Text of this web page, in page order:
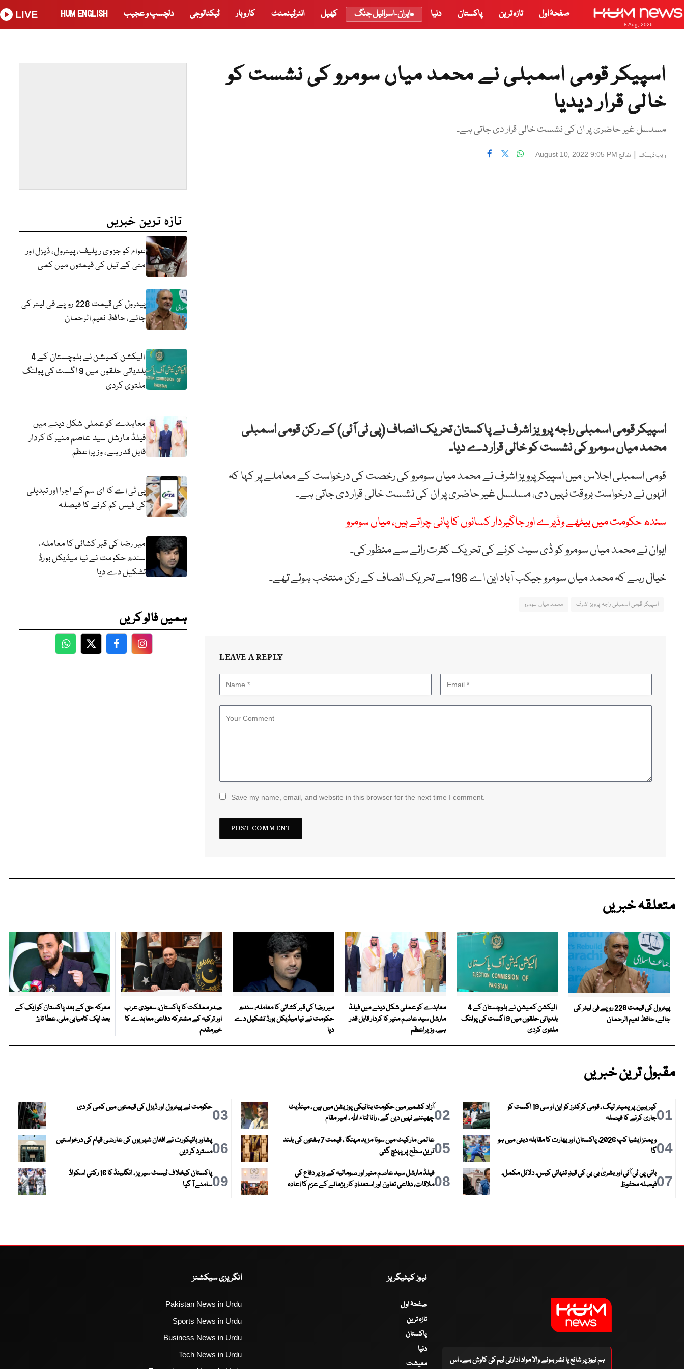
8 Aug, 2026
صفحۂ اول تازہ ترین پاکستان دنیا ایران-اسرائیل جنگ کھیل انٹرٹینمنٹ کاروبار ٹیکنالوجی دلچسپ و عجیب HUM ENGLISH
LIVE
اسپیکر قومی اسمبلی نے محمد میاں سومرو کی نشست کو
خالی قرار دیدیا
مسلسل غیر حاضری پر ان کی نشست خالی قرار دی جاتی ہے۔
ویب ڈیسک | شائع August 10, 2022 9:05 PM
اسپیکر قومی اسمبلی راجہ پرویز اشرف نے پاکستان تحریک انصاف (پی ٹی آئی) کے رکن قومی اسمبلی
محمد میاں سومرو کی نشست کو خالی قرار دے دیا۔
قومی اسمبلی اجلاس میں اسپیکر پرویز اشرف نے محمد میاں سومرو کی رخصت کی درخواست کے معاملے پر کہا کہ
انہوں نے درخواست بروقت نہیں دی، مسلسل غیر حاضری پر ان کی نشست خالی قرار دی جاتی ہے۔
سندھ حکومت میں بیٹھے وڈیرے اور جاگیردار کسانوں کا پانی چراتے ہیں، میاں سومرو
ایوان نے محمد میاں سومرو کو ڈی سیٹ کرنے کی تحریک کثرت رائے سے منظور کی۔
خیال رہے کہ محمد میاں سومرو جیکب آباد این اے 196سے تحریک انصاف کے رکن منتخب ہوئے تھے۔
اسپیکر قومی اسمبلی راجہ پرویز اشرف محمد میاں سومرو
LEAVE A REPLY
Save my name, email, and website in this browser for the next time I comment.
تازہ ترین خبریں
عوام کو جزوی ریلیف، پیٹرول، ڈیزل اور
مٹی کے تیل کی قیمتوں میں کمی
پیٹرول کی قیمت 228 روپے فی لیٹر کی
جائے، حافظ نعیم الرحمان
الیکشن کمیشن نے بلوچستان کے 4
بلدیاتی حلقوں میں 9 اگست کی پولنگ
ملتوی کردی
معاہدے کو عملی شکل دینے میں
فیلڈ مارشل سید عاصم منیر کا کردار
قابل قدر ہے، وزیراعظم
پی ٹی اے کا ای سم کے اجرا اور تبدیلی
کی فیس کم کرنے کا فیصلہ
میر رضا کی قبر کشائی کا معاملہ،
سندھ حکومت نے نیا میڈیکل بورڈ
تشکیل دے دیا
ہمیں فالو کریں
WhatsApp
TwitterFacebookFacebook
متعلقہ خبریں
پیٹرول کی قیمت 228 روپے فی لیٹر کی
جائے، حافظ نعیم الرحمان
الیکشن کمیشن نے بلوچستان کے 4
بلدیاتی حلقوں میں 9 اگست کی پولنگ
ملتوی کردی
معاہدے کو عملی شکل دینے میں فیلڈ
مارشل سید عاصم منیر کا کردار قابل قدر
ہے، وزیراعظم
میر رضا کی قبر کشائی کا معاملہ، سندھ
حکومت نے نیا میڈیکل بورڈ تشکیل دے
دیا
صدر مملکت کا پاکستان، سعودی عرب
اور ترکیہ کے مشترکہ دفاعی معاہدے کا
خیرمقدم
معرکہ حق کے بعد پاکستان کو ایک کے
بعد ایک کامیابی ملی، عطا تارڑ
مقبول ترین خبریں
01
کیریبین پریمیئر لیگ ، قومی کرکٹرز کو این او سی 19 اگست کو
جاری کرنے کا فیصلہ
02آزاد کشمیر میں حکومت بنانیکی پوزیشن میں ہیں ، مینڈیٹ
چھیننے نہیں دیں گے ، رانا ثناء اللہ ، امیر مقام
03حکومت نے پیٹرول اور ڈیزل کی قیمتوں میں کمی کر دی
04
ویمنز ایشیا کپ 2026، پاکستان اور بھارت کا مقابلہ دبئی میں ہو
گا
05
عالمی مارکیٹ میں سونا مزید مہنگا ، قیمت 7 ہفتوں کی بلند
ترین سطح پر پہنچ گئی
06پشاور ہائیکورٹ نے افغان شہریوں کی عارضی قیام کی درخواستیں
مسترد کر دیں
07بانی پی ٹی آئی اور بشریٰ بی بی کی قیدِ تنہائی کیس، دلائل مکمل،
فیصلہ محفوظ
08فیلڈ مارشل سید عاصم منیر اور صومالیہ کے وزیر دفاع کی
ملاقات، دفاعی تعاون اور استعدادِ کار بڑھانے کے عزم کا اعادہ
09
پاکستان کیخلاف ٹیسٹ سیریز ، انگلینڈ کا 16 رکنی اسکواڈ
سامنے آ گیا
ہم نیوز پر شائع یا نشر ہونے والا مواد ادارتی ٹیم کی کاوش ہے۔ اس
نیوز کیٹیگریز
صفحۂ اول
تازہ ترین
پاکستان
دنیا
معیشت
انگریزی سیکشنز
Pakistan News in Urdu
Sports News in Urdu
Business News in Urdu
Tech News in Urdu